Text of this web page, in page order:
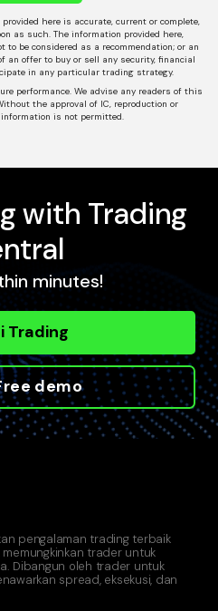
here is accurate, current or complete,
as such. The information provided here,
be considered as a recommendation; or an
an offer to buy or sell any security, financial
in any particular trading strategy.
performance. We advise any readers of this
the approval of IC, reproduction or
is not permitted.
with Trading
minutes!
Trading
demo
pengalaman trading terbaik
trader untuk
Dibangun oleh trader untuk
spread, eksekusi, dan